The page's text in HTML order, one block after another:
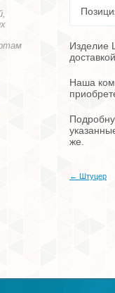
Изделие
Наша
же.
← Штуцер